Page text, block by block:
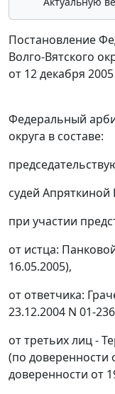
Постановление
Волго-Вятского
от 12 декабря
Федеральный
округа в составе:
судей Апряткиной
при участии
от истца:
16.05.2005),
от ответчика:
23.12.2004 N 01-
от третьих лиц -
(по доверенности
доверенности от